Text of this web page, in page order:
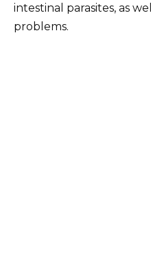
intestinal parasites, as
problems.